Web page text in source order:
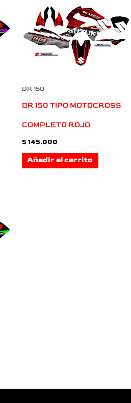
DR 150
DR 150 TIPO MOTOCROSS
COMPLETO ROJO
$ 145.000
Añadir al carrito